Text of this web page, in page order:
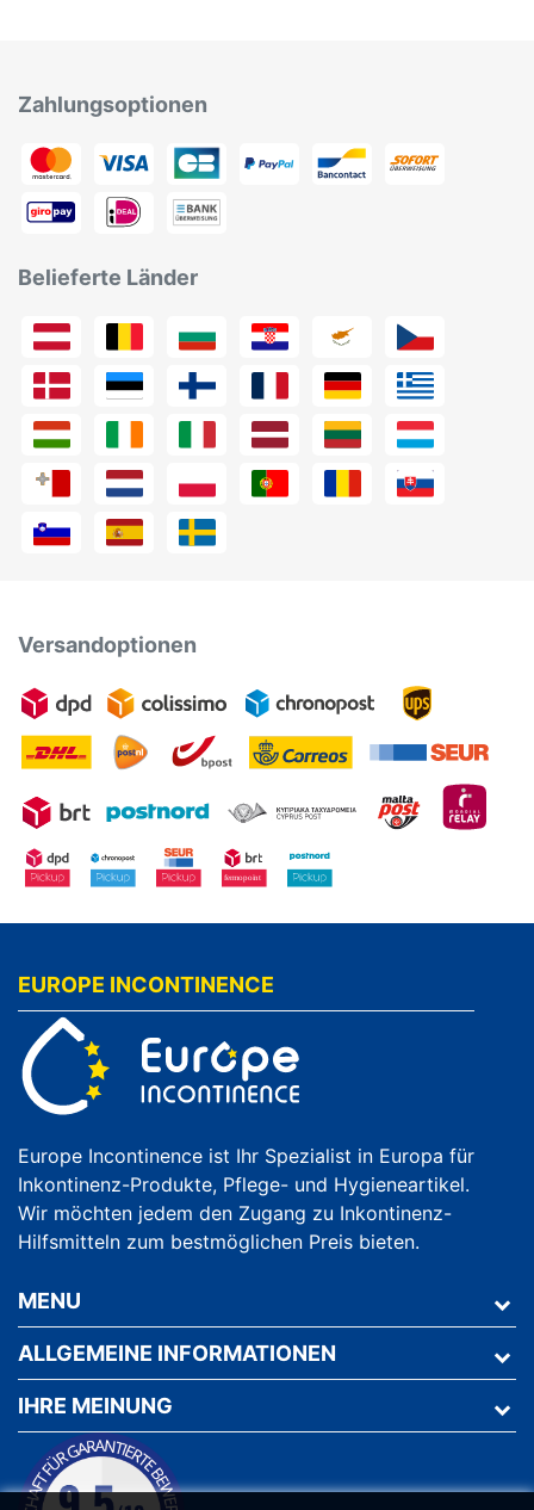
Zahlungsoptionen
Belieferte Länder
Versandoptionen
EUROPE INCONTINENCE
Europe Incontinence ist Ihr Spezialist in Europa für
Inkontinenz-Produkte, Pflege- und Hygieneartikel.
Wir möchten jedem den Zugang zu Inkontinenz-
Hilfsmitteln zum bestmöglichen Preis bieten.
MENU
ALLGEMEINE INFORMATIONEN
IHRE MEINUNG